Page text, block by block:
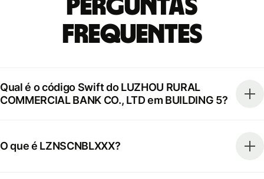
Perguntas
frequentes
Qual é o código Swift do LUZHOU RURAL
COMMERCIAL BANK CO., LTD em BUILDING 5?
O que é LZNSCNBLXXX?